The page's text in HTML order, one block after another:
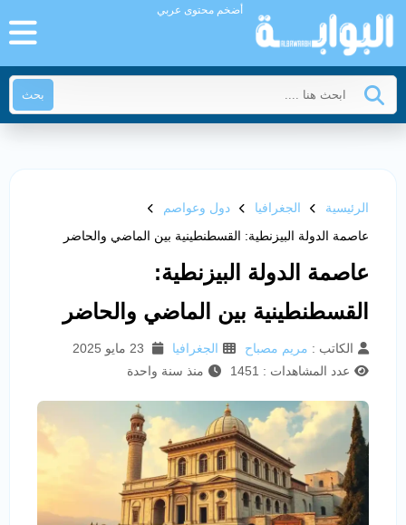
أضخم محتوى عربي
بحث
الرئيسية الجغرافيا
دول وعواصم
عاصمة الدولة البيزنطية: القسطنطينية بين الماضي والحاضر
عاصمة الدولة البيزنطية:
القسطنطينية بين الماضي والحاضر
الكاتب : مريم مصباح الجغرافيا
عدد المشاهدات : 1451
منذ سنة واحدة